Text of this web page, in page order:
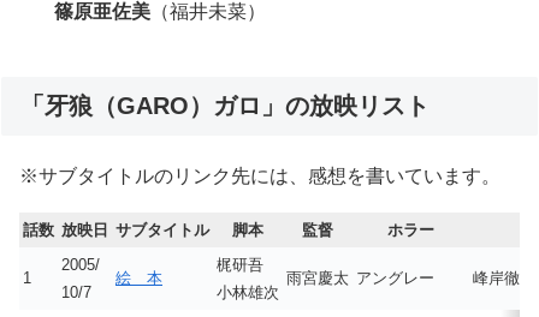
篠原亜佐美 （福井未菜）
「牙狼（GARO）ガロ」の放映リスト
※サブタイトルのリンク先には、感想を書いています。
話数 放映日 サブタイトル 脚本 監督 ホラー
1
2005/
10/7
絵 本
梶研吾
小林雄次
雨宮慶太 アングレー 峰岸徹